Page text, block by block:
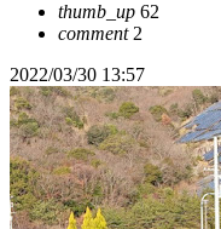
thumb_up 62
comment2
2022/03/30 13:57